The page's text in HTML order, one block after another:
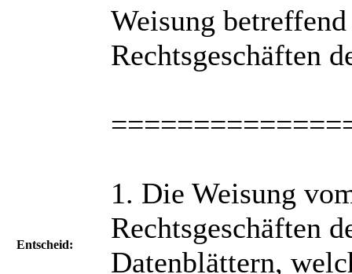
Entscheid:
Weisung
Rechtsgeschäften
1. Die Weisung
Rechtsgeschäften
Datenblättern,